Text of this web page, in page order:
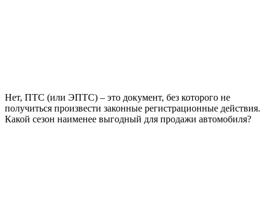
Нет, ПТС (или ЭПТС) – это документ, без которого не
получиться произвести законные регистрационные действия.
Какой сезон наименее выгодный для продажи автомобиля?